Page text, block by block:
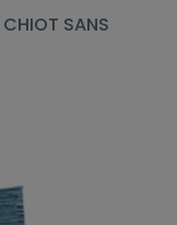
CHIOT SANS